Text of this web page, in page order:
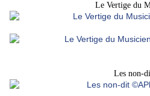
Le Vertige du
Les non-